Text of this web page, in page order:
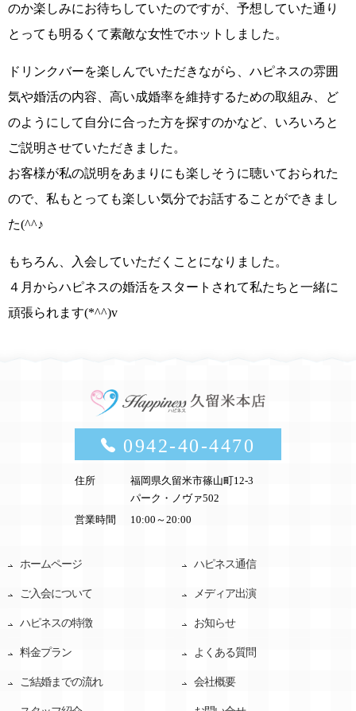
のか楽しみにお待ちしていたのですが、予想していた通り
とっても明るくて素敵な女性でホットしました。
ドリンクバーを楽しんでいただきながら、ハピネスの雰囲
気や婚活の内容、高い成婚率を維持するための取組み、ど
のようにして自分に合った方を探すのかなど、いろいろと
ご説明させていただきました。
お客様が私の説明をあまりにも楽しそうに聴いておられた
ので、私もとっても楽しい気分でお話することができまし
た(^^♪
もちろん、入会していただくことになりました。
４月からハピネスの婚活をスタートされて私たちと一緒に
頑張られます(*^^)v
0942-40-4470
住所
福岡県久留米市篠山町12-3
パーク・ノヴァ502
営業時間
10:00～20:00
ホームページ
ご入会について
ハピネスの特徴
料金プラン
ご結婚までの流れ
ハピネス通信
メディア出演
お知らせ
よくある質問
会社概要